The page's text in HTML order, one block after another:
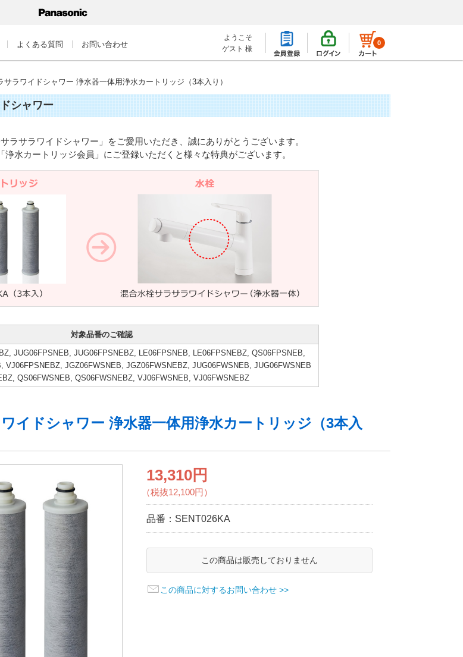
よくある質問 お問い合わせ
ようこそ
ゲスト 様
0
サラワイドシャワー 浄水器一体用浄水カートリッジ（3本入り）
シャワー
ラサラワイドシャワー」をご愛用いただき、誠にありがとうございます。
水カートリッジ会員」にご登録いただくと様々な特典がございます。
対象品番のご確認
JUG06FPSNEB, JUG06FPSNEBZ, LE06FPSNEB, LE06FPSNEBZ, QS06FPSNEB,
VJ06FPSNEBZ, JGZ06FWSNEB, JGZ06FWSNEBZ, JUG06FWSNEB, JUG06FWSNEB
QS06FWSNEB, QS06FWSNEBZ, VJ06FWSNEB, VJ06FWSNEBZ
イドシャワー 浄水器一体用浄水カートリッジ（3本入
13,310円
（税抜12,100円）
品番： SENT026KA
この商品は販売しておりません
この商品に対するお問い合わせ >>